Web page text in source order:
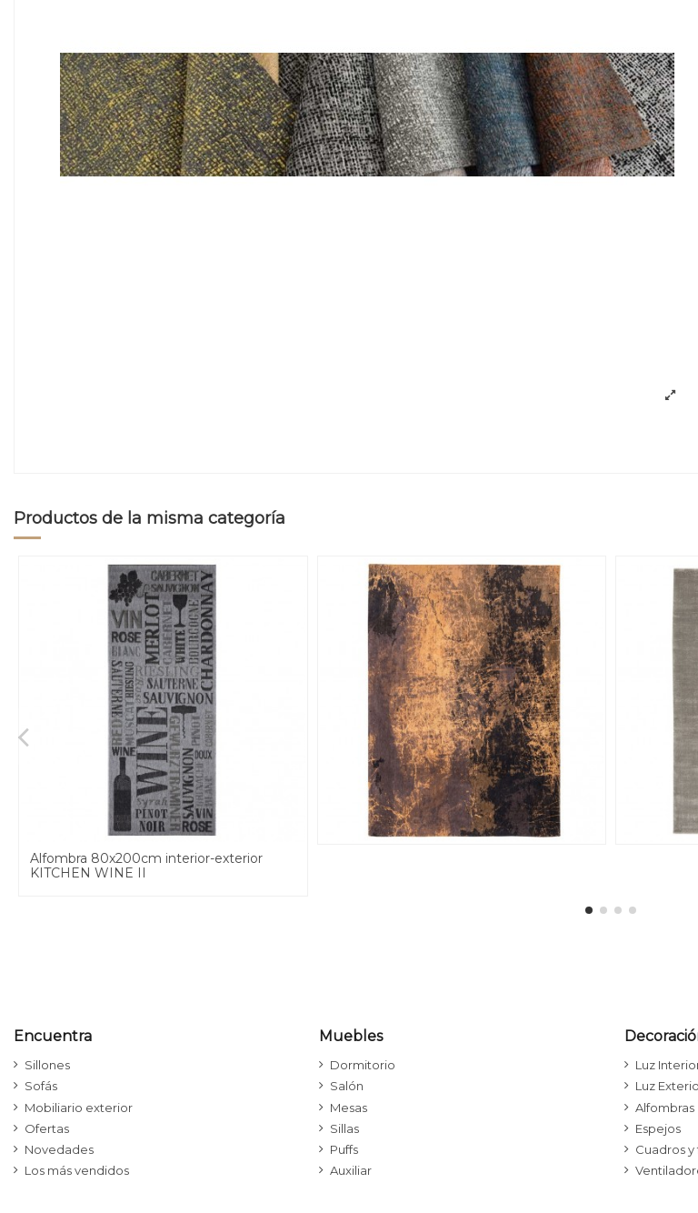
Productos de la misma categoría
Alfombra 80x200cm interior-exterior
KITCHEN WINE II
Encuentra
Sillones
Sofás
Mobiliario exterior
Ofertas
Novedades
Los más vendidos
Muebles
Dormitorio
Salón
Mesas
Sillas
Puffs
Auxiliar
Luz
Luz
Alfombras
Espejos
Cuadros